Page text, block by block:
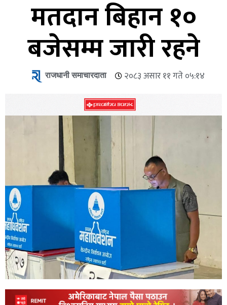
मतदान बिहान १०
बजेसम्म जारी रहने
राजधानी समाचारदाता २०८३ असार ११ गते ०५:१४